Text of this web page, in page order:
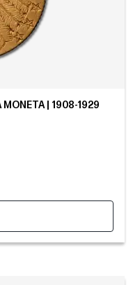
MONETA | 1908-1929